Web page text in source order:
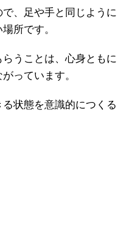
、足や手と同じように
所です。
うことは、心身ともに
っています。
状態を意識的につくる